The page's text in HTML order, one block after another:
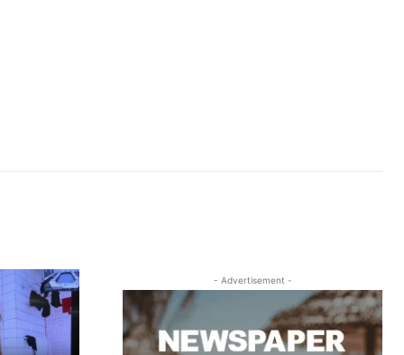
- Advertisement -